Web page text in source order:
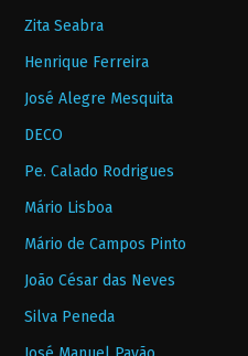
Zita Seabra
Henrique Ferreira
José Alegre Mesquita
DECO
Pe. Calado Rodrigues
Mário Lisboa
Mário de Campos Pinto
João César das Neves
Silva Peneda